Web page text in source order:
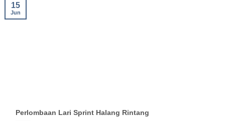
Perlombaan Lari Sprint Halang Rintang
15
Jun